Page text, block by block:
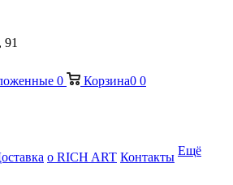
0 Корзина0 0
о RICH ART Контакты Ещё